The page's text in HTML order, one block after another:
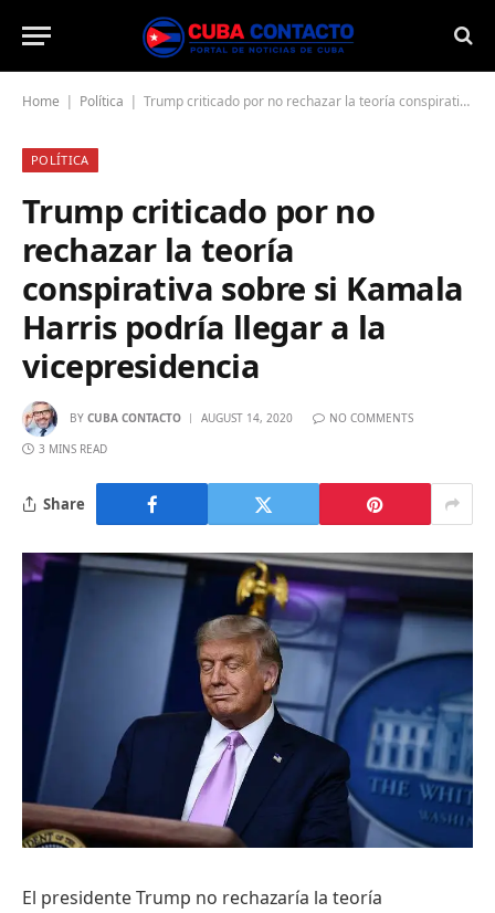
Home Política Trump criticado por no rechazar la teoría conspirativa sobre si Kamala Harris podría llegar a la vicepresidencia
POLÍTICA
Trump criticado por no
rechazar la teoría
conspirativa sobre si Kamala
Harris podría llegar a la
vicepresidencia
BY CUBA CONTACTO AUGUST 14, 2020 NO COMMENTS
3 MINS READ
Share
El presidente Trump no rechazaría la teoría